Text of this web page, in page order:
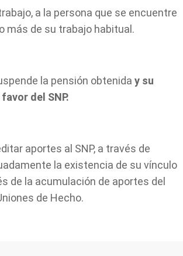
a la persona que se encuentre
más de su trabajo habitual.
la pensión obtenida y su
del SNP.
aportes al SNP, a través de
la existencia de su vínculo
de la acumulación de aportes del
de Hecho.